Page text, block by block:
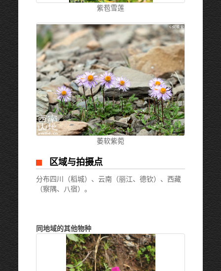
紫苞雪莲
萎软紫菀
区域与拍摄点
分布四川（稻城）、云南（丽江、德钦）、西藏
（察隅、八宿）。
同地域的其他物种